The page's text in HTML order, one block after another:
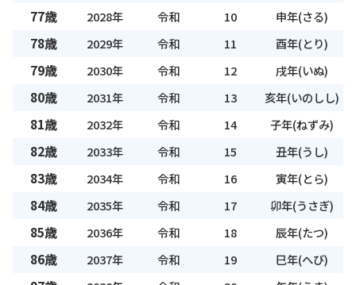
77歳 2028年 令和 10 申年(さる)
78歳 2029年 令和 11 酉年(とり)
79歳 2030年 令和 12 戌年(いぬ)
80歳 2031年 令和 13 亥年(いのしし)
81歳 2032年 令和 14 子年(ねずみ)
82歳 2033年 令和 15 丑年(うし)
83歳 2034年 令和 16 寅年(とら)
84歳 2035年 令和 17 卯年(うさぎ)
85歳 2036年 令和 18 辰年(たつ)
86歳 2037年 令和 19 巳年(へび)